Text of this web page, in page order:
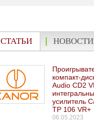
СТАТЬИ НОВОСТИ
компакт-
Audio CD2
усилитель
TP 106 VR+
06.05.2023